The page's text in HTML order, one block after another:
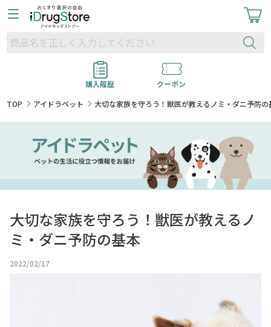
購入履歴
クーポン
TOP
アイドラペット 大切な家族を守ろう！獣医が教えるノミ・ダニ予防の
大切な家族を守ろう！獣医が教えるノ
ミ・ダニ予防の基本
2022/02/17